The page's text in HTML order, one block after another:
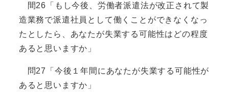
間26「もし今後、労働者派遣法が改正されて製
造業務で派遣社員として働くことができなくなっ
たとしたら、あなたが失業する可能性はどの程度
あると思いますか」
問27「今後１年間にあなたが失業する可能性が
あると思いますか」